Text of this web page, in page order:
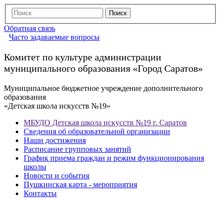
Обратная связь
Часто задаваемые вопросы
Комитет по культуре администрации
муниципального образования «Город Саратов»
Муниципальное бюджетное учреждение дополнительного
образования
«Детская школа искусств №19»
МБУДО Детская школа искусств №19 г. Саратов
Сведения об образовательной организации
Наши достижения
Расписание групповых занятий
График приема граждан и режим функционирования
школы
Новости и события
Пушкинская карта - мероприятия
Контакты